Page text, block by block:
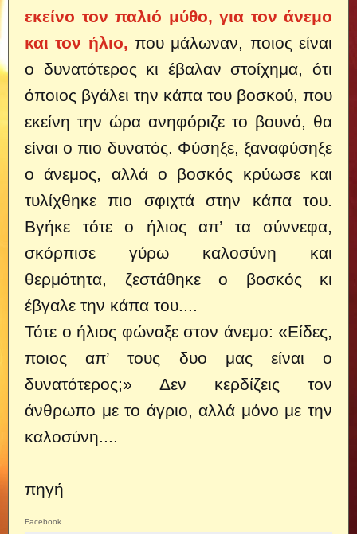
εκείνο τον παλιό μύθο, για τον άνεμο
και τον ήλιο, που μάλωναν, ποιος είναι
ο δυνατότερος κι έβαλαν στοίχημα, ότι
όποιος βγάλει την κάπα του βοσκού, που
εκείνη την ώρα ανηφόριζε το βουνό, θα
είναι ο πιο δυνατός. Φύσηξε, ξαναφύσηξε
ο άνεμος, αλλά ο βοσκός κρύωσε και
τυλίχθηκε πιο σφιχτά στην κάπα του.
Βγήκε τότε ο ήλιος απ’ τα σύννεφα,
σκόρπισε γύρω καλοσύνη και
θερμότητα, ζεστάθηκε ο βοσκός κι
έβγαλε την κάπα του....
Τότε ο ήλιος φώναξε στον άνεμο: «Είδες,
ποιος απ’ τους δυο μας είναι ο
δυνατότερος;» Δεν κερδίζεις τον
άνθρωπο με το άγριο, αλλά μόνο με την
καλοσύνη....
πηγή
Facebook